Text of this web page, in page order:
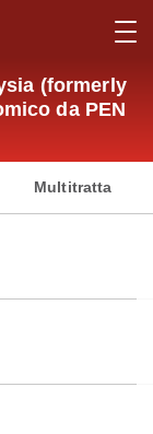
(formerly
da PEN
Multitratta